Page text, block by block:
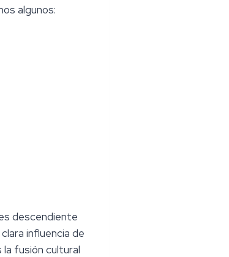
algunos:
descendiente
influencia de
fusión cultural